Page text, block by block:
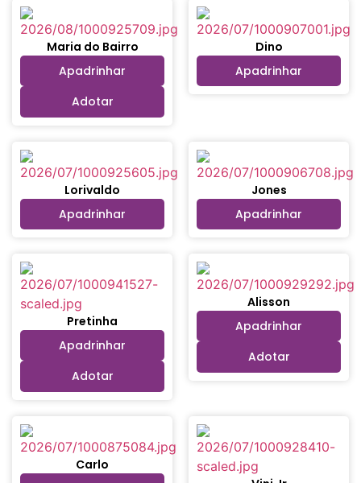
Maria do Bairro
Apadrinhar
Adotar
Dino
Apadrinhar
Lorivaldo
Apadrinhar
Jones
Apadrinhar
Pretinha
Apadrinhar
Adotar
Alisson
Apadrinhar
Adotar
Carlo